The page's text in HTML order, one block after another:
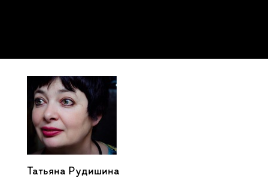
Татьяна Рудишина